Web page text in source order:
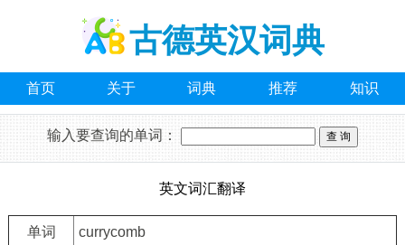
古德英汉词典
首页 关于 词典 推荐 知识
输入要查询的单词：
英文词汇翻译
单词 currycomb